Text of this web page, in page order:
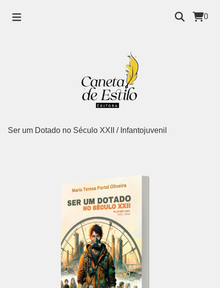
0
Ser um Dotado no Século XXII / Infantojuvenil